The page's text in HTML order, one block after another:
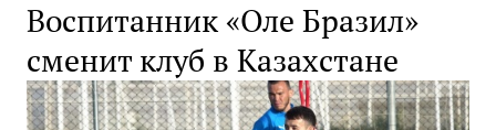
Воспитанник «Оле Бразил»
сменит клуб в Казахстане